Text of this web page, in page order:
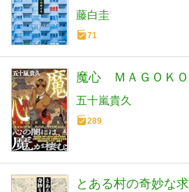
藤白圭
71
魔心 ＭＡＧＯＫＯ
五十嵐貴久
289
とある村の奇妙な